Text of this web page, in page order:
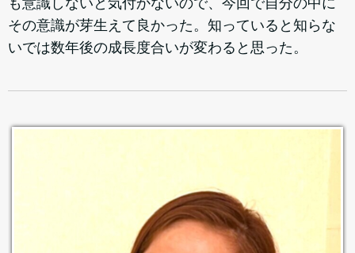
も意識しないと気付かないので、今回で自分の中に
その意識が芽生えて良かった。知っていると知らな
いでは数年後の成長度合いが変わると思った。